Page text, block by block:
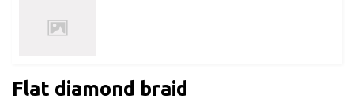
Flat diamond braid